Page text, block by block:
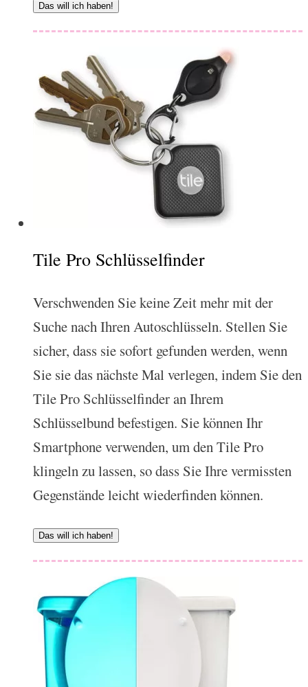
Das will ich haben!
Tile Pro Schlüsselfinder
Verschwenden Sie keine Zeit mehr mit der
Suche nach Ihren Autoschlüsseln. Stellen Sie
sicher, dass sie sofort gefunden werden, wenn
Sie sie das nächste Mal verlegen, indem Sie den
Tile Pro Schlüsselfinder an Ihrem
Schlüsselbund befestigen. Sie können Ihr
Smartphone verwenden, um den Tile Pro
klingeln zu lassen, so dass Sie Ihre vermissten
Gegenstände leicht wiederfinden können.
Das will ich haben!